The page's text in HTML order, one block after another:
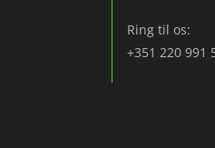
Ring til os:
+351 220 991